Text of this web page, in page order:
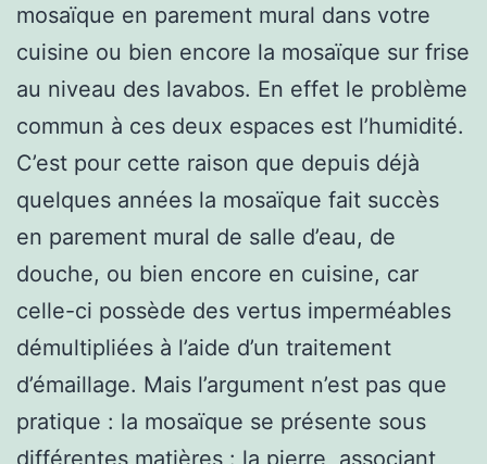
mosaïque en parement mural dans votre
cuisine ou bien encore la mosaïque sur frise
au niveau des lavabos. En effet le problème
commun à ces deux espaces est l’humidité.
C’est pour cette raison que depuis déjà
quelques années la mosaïque fait succès
en parement mural de salle d’eau, de
douche, ou bien encore en cuisine, car
celle-ci possède des vertus imperméables
démultipliées à l’aide d’un traitement
d’émaillage. Mais l’argument n’est pas que
pratique : la mosaïque se présente sous
différentes matières : la pierre, associant